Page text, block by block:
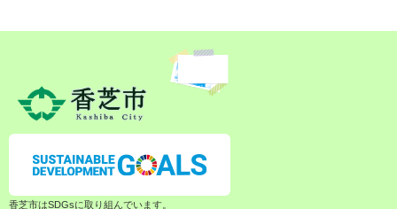
香芝市はSDGsに取り組んでいます。